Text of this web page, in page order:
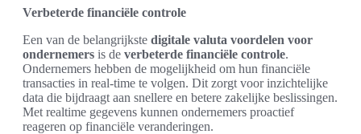
Verbeterde financiële controle
Een van de belangrijkste digitale valuta voordelen voor
ondernemers is de verbeterde financiële controle.
Ondernemers hebben de mogelijkheid om hun financiële
transacties in real-time te volgen. Dit zorgt voor inzichtelijke
data die bijdraagt aan snellere en betere zakelijke beslissingen.
Met realtime gegevens kunnen ondernemers proactief
reageren op financiële veranderingen.